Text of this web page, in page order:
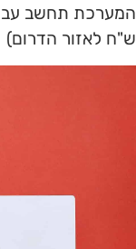
ש"ח לאזור הדרום)